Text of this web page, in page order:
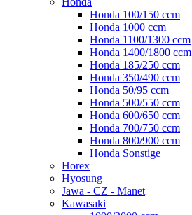
Honda 100/150 ccm
Honda 1000 ccm
Honda 1100/1300 ccm
Honda 1400/1800 ccm
Honda 185/250 ccm
Honda 350/490 ccm
Honda 50/95 ccm
Honda 500/550 ccm
Honda 600/650 ccm
Honda 700/750 ccm
Honda 800/900 ccm
Honda Sonstige
Horex
Hyosung
Jawa - CZ - Manet
Kawasaki